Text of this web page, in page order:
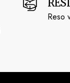
RESI
Reso